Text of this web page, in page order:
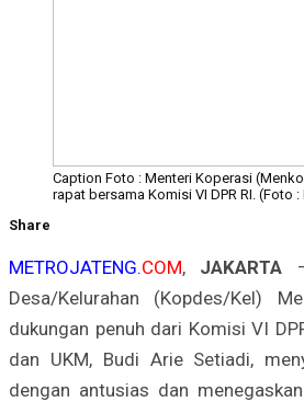
Caption Foto : Menteri Koperasi
rapat bersama Komisi VI DPR RI. (Foto
Share
METROJATENG.COM, JAKARTA
Desa/Kelurahan (Kopdes/Kel)
dukungan penuh dari Komisi VI
dan UKM, Budi Arie Setiadi,
dengan antusias dan